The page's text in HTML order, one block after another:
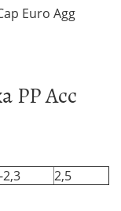
Euro Agg
PP Acc
-2,3 2,5